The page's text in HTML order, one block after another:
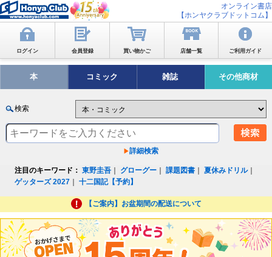
オンライン書店
【ホンヤクラブドットコム】
ログイン 会員登録 買い物かご 店舗一覧 ご利用ガイド
本 コミック 雑誌 その他商材
検索
詳細検索
注目のキーワード： 東野圭吾 グローグー ｜課題図書 ｜夏休みドリル｜
ゲッターズ 2027 ｜十二国記【予約】
【ご案内】お盆期間の配送について